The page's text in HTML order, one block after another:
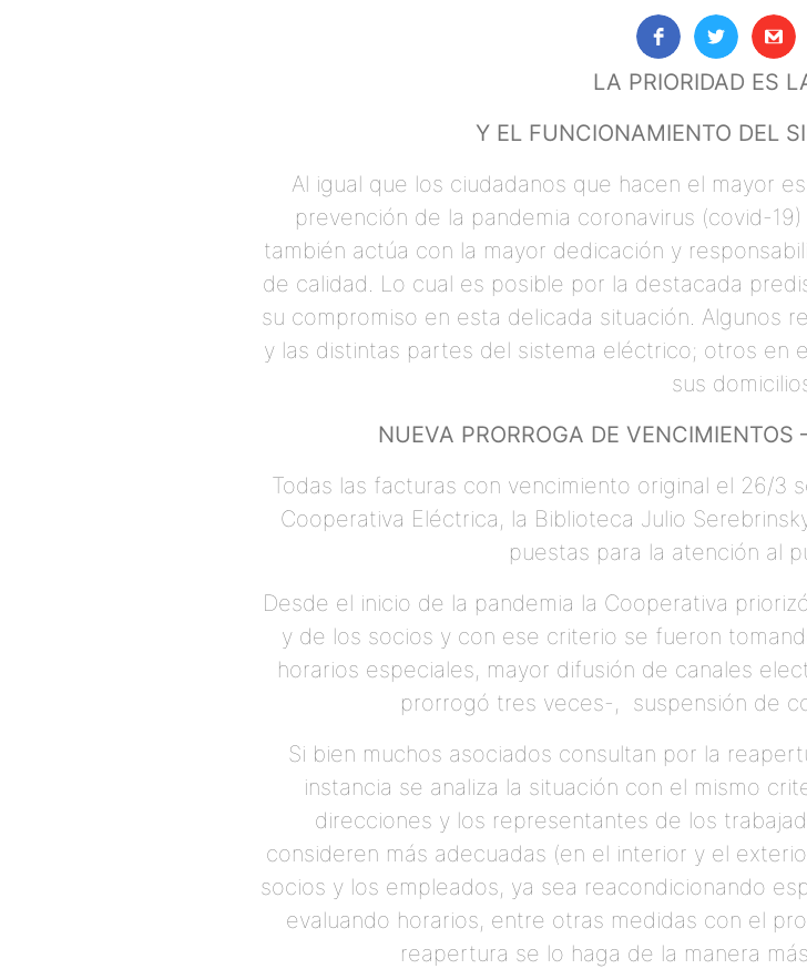
LA PRIORIDAD ES
Y EL FUNCIONAMIENTO DEL
Al igual que los ciudadanos que hacen el mayor
prevención de la pandemia coronavirus (covid-
también actúa con la mayor dedicación y
de calidad. Lo cual es posible por la destacada
su compromiso en esta delicada situación. Algunos
y las distintas partes del sistema eléctrico; otros en
sus
NUEVA PRORROGA DE
Todas las facturas con vencimiento original el 26/3
Cooperativa Eléctrica, la Biblioteca Julio
puestas para la atención al
Desde el inicio de la pandemia la Cooperativa
y de los socios y con ese criterio se fueron
horarios especiales, mayor difusión de canales
prorrogó tres veces-, suspensión de
Si bien muchos asociados consultan por la
instancia se analiza la situación con el mismo
direcciones y los representantes de los
consideren más adecuadas (en el interior y el
socios y los empleados, ya sea reacondicionando
evaluando horarios, entre otras medidas con el
reapertura se lo haga de la manera